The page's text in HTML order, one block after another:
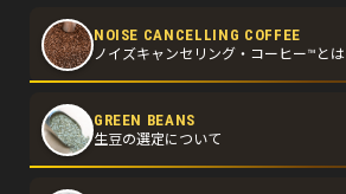
NOISE CANCELLING COFFEE
ノイズキャンセリング・コーヒー™とは
GREEN BEANS
生豆の選定について